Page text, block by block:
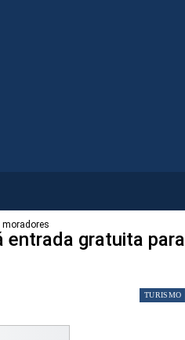
moradores
entrada gratuita para
TURISMO